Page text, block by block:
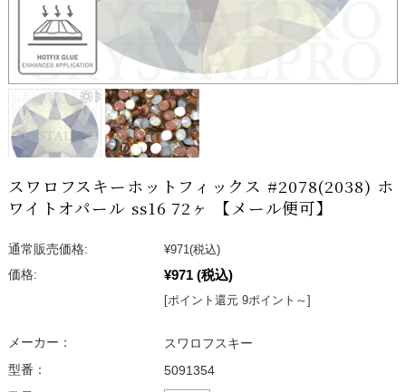
スワロフスキーホットフィックス #2078(2038) ホ
ワイトオパール ss16 72ヶ 【メール便可】
通常販売価格: ¥971(税込)
価格:
¥971 (税込)
[ポイント還元 9ポイント～]
メーカー：
スワロフスキー
型番：
5091354